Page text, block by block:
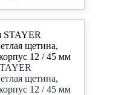
щетина,
12 / 45 мм